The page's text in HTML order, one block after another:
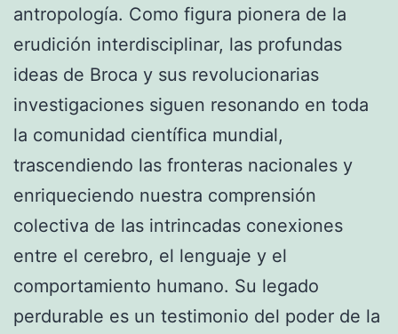
antropología. Como figura pionera de la
erudición interdisciplinar, las profundas
ideas de Broca y sus revolucionarias
investigaciones siguen resonando en toda
la comunidad científica mundial,
trascendiendo las fronteras nacionales y
enriqueciendo nuestra comprensión
colectiva de las intrincadas conexiones
entre el cerebro, el lenguaje y el
comportamiento humano. Su legado
perdurable es un testimonio del poder de la